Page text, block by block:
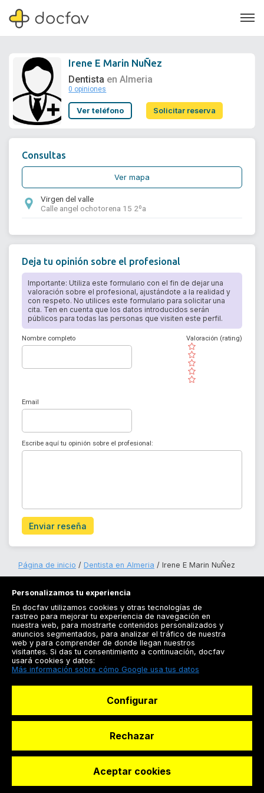
Soporte
Irene E Marin NuÑez
Dentista en Almeria
0 opiniones
Ver teléfono Solicitar reserva
Solicitar reserva
Consultas
Ver mapa
Virgen del valle
Calle angel ochotorena 15 2ºa
Deja tu opinión sobre el profesional
Importante: Utiliza este formulario con el fin de dejar una
valoración sobre el profesional, ajustándote a la realidad y
con respeto. No utilices este formulario para solicitar una
cita. Ten en cuenta que los datos introducidos serán
públicos para todas las personas que visiten este perfil.
Nombre completo
( )
( )
( )
( )
( )
Valoración (rating)
Email
Escribe aquí tu opinión sobre el profesional:
Enviar reseña
Página de inicio Dentista en Almeria Irene E Marin NuÑez
Registrarse
Docfav
© Dashboard Technologies S.L
Personalizamos tu experiencia
En docfav utilizamos cookies y otras tecnologías de
rastreo para mejorar tu experiencia de navegación en
nuestra web, para mostrarte contenidos personalizados y
anuncios segmentados, para analizar el tráfico de nuestra
web y para comprender de donde llegan nuestros
visitantes. Si das tu consentimiento a continuación, docfav
usará cookies y datos:
Más información sobre cómo Google usa tus datos
Configurar
Rechazar
Aceptar cookies